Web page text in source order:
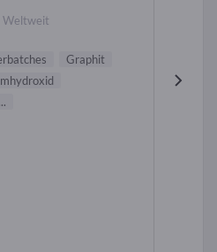
Weltweit
Graphit
...